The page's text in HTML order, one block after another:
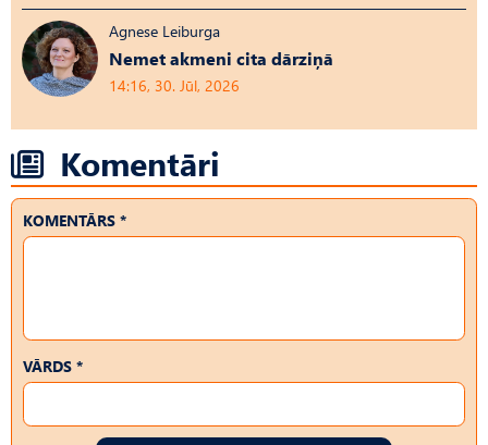
Agnese Leiburga
Nemet akmeni cita dārziņā
14:16, 30. Jūl, 2026
Komentāri
KOMENTĀRS *
VĀRDS *